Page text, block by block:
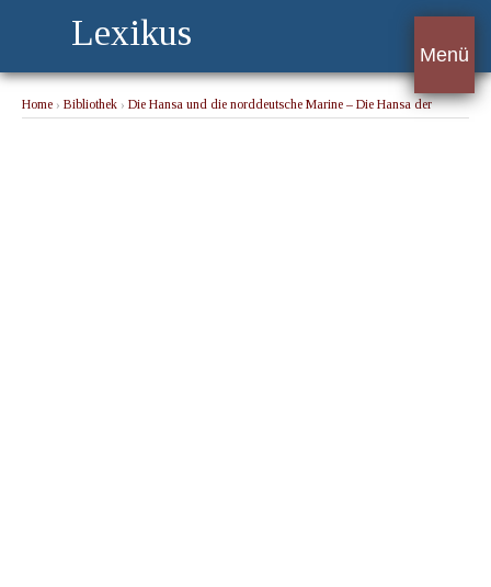
Lexikus
Menü
Home › Bibliothek › Die Hansa und die norddeutsche Marine – Die Hansa der